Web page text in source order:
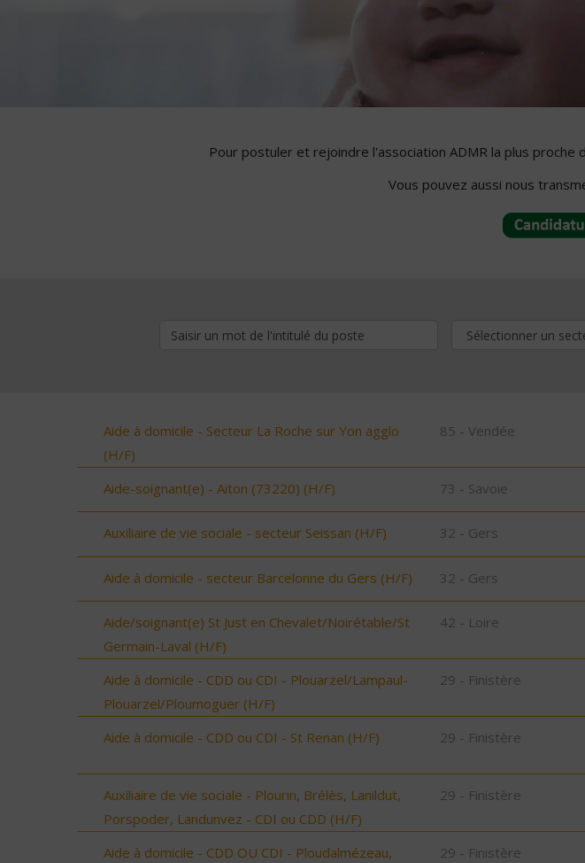
Pour postuler et rejoindre l'association ADMR la plus
Vous pouvez aussi nous
Aide à domicile - Secteur La Roche sur Yon agglo
(H/F)
85 - Vendée
Aide-soignant(e) - Aiton (73220) (H/F) 73 - Savoie
Auxiliaire de vie sociale - secteur Seissan (H/F) 32 - Gers
Aide à domicile - secteur Barcelonne du Gers (H/F) 32 - Gers
Aide/soignant(e) St Just en Chevalet/Noirétable/St
Germain-Laval (H/F)
42 - Loire
Aide à domicile - CDD ou CDI - Plouarzel/Lampaul-
Plouarzel/Ploumoguer (H/F)
29 - Finistère
Aide à domicile - CDD ou CDI - St Renan (H/F) 29 - Finistère
Auxiliaire de vie sociale - Plourin, Brélès, Lanildut,
Porspoder, Landunvez - CDI ou CDD (H/F)
29 - Finistère
Aide à domicile - CDD OU CDI - Ploudalmézeau,
29 - Finistère